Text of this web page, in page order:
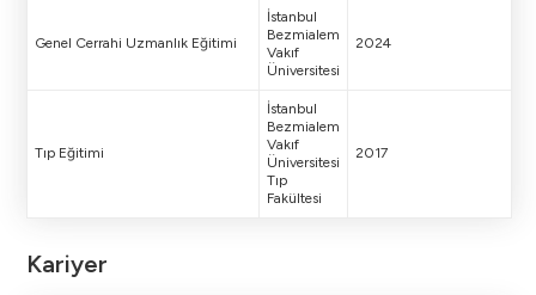
Genel Cerrahi Uzmanlık Eğitimi
İstanbul
Bezmialem
Vakıf
Üniversitesi
2024
Tıp Eğitimi
İstanbul
Bezmialem
Vakıf
Üniversitesi
Tıp
Fakültesi
2017
Kariyer